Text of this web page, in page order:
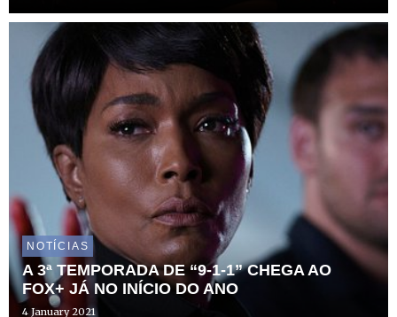
uma equipa de primeiros socorros, focando-se na
histór...
NOTÍCIAS
A 3ª TEMPORADA DE “9-1-1” CHEGA AO
FOX+ JÁ NO INÍCIO DO ANO
4 January 2021